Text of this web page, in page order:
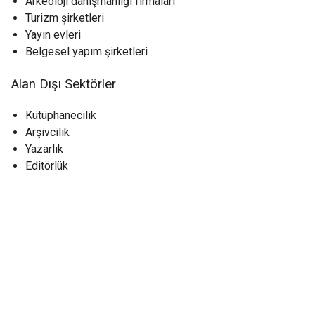
Turizm şirketleri
Yayın evleri
Belgesel yapım şirketleri
Alan Dışı Sektörler
Kütüphanecilik
Arşivcilik
Yazarlık
Editörlük